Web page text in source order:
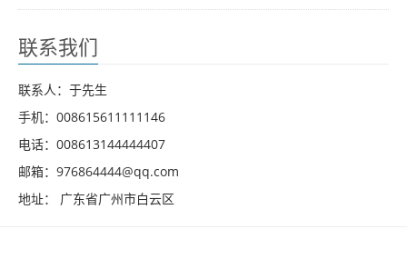
联系我们
联系人：于先生
手机：008615611111146
电话：008613144444407
邮箱：976864444@qq.com
地址： 广东省广州市白云区